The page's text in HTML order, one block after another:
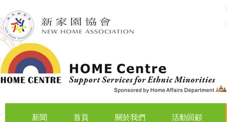
新聞 首頁 關於我們 活動回顧